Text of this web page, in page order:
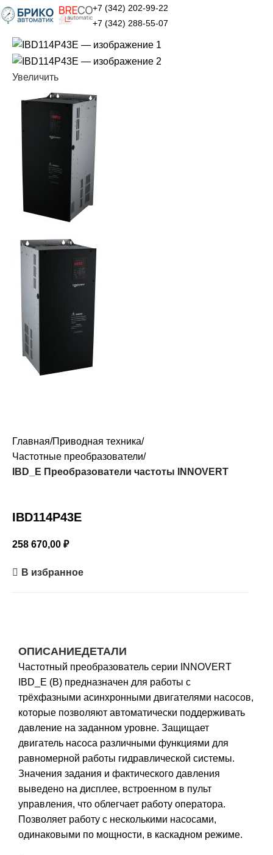
+7 (342) 202-99-22
+7 (342) 288-55-07
Увеличить
Главная Приводная техника
Частотные преобразователи
IBD_E Преобразователи частоты INNOVERT
IBD114P43E
258 670,00 ₽
В избранное
ОПИСАНИЕДЕТАЛИ
Частотный преобразователь серии INNOVERT
IBD_E (B) предназначен для работы с
трёхфазными асинхронными двигателями насосов,
которые позволяют автоматически поддерживать
давление на заданном уровне. Защищает
двигатель насоса различными функциями для
равномерной работы гидравлической системы.
Значения задания и фактического давления
выведено на дисплее, встроенном в пульт
управления, что облегчает работу оператора.
Позволяет работу с несколькими насосами,
одинаковыми по мощности, в каскадном режиме.